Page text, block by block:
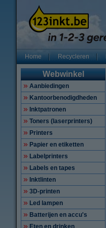
Home Recycleren
Webwinkel
Aanbiedingen
Kantoorbenodigdheden
Inktpatronen
Toners (laserprinters)
Printers
Papier en etiketten
Labelprinters
Labels en tapes
Inktlinten
3D-printen
Led lampen
Batterijen en accu's
Eten en drinken